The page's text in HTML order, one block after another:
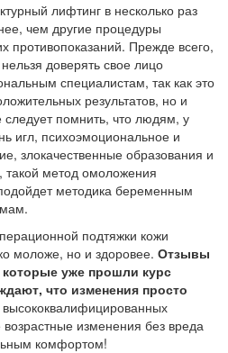
лифтинг в несколько раз
чем другие процедуры
противопоказаний. Прежде всего,
доверять свое лицо
специалистам, так как это
результатов, но и
следует помнить, что людям, у
игл, психоэмоциональное и
злокачественные образования и
такой метод омоложения
методика беременным
подтяжки кожи
моложе, но и здоровее. Отзывы
которые уже прошли курс
что изменения просто
изменения без вреда
комфортом!